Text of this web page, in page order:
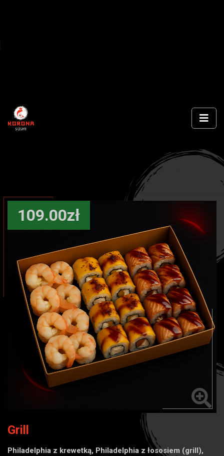
109.00zł
Grill
Philadelphia z krewetką, Philadelphia z łososiem (grill),